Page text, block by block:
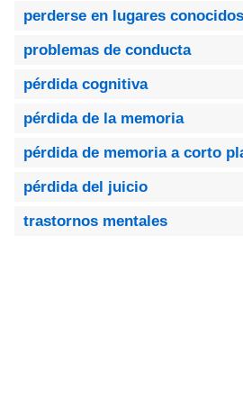
perderse en lugares conocidos
problemas de conducta
pérdida cognitiva
pérdida de la memoria
pérdida de memoria a corto
pérdida del juicio
trastornos mentales